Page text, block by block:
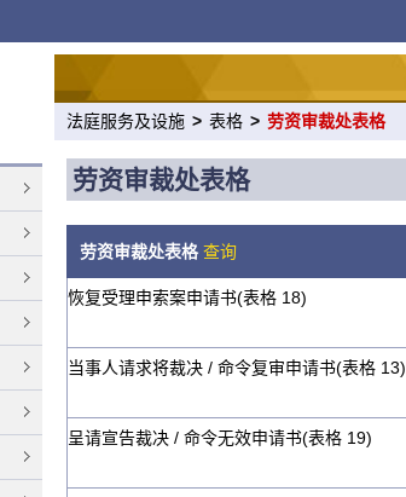
法庭服务及设施 > 表格 > 劳资审裁处表格
劳资审裁处表格
劳资审裁处表格 查询
恢复受理申索案申请书(表格 18)
当事人请求将裁决 / 命令复审申请书(表格 13)
呈请宣告裁决 / 命令无效申请书(表格 19)